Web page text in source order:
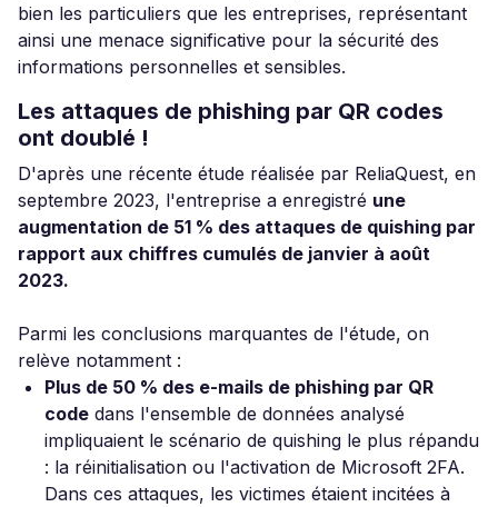
bien les particuliers que les entreprises, représentant
ainsi une menace significative pour la sécurité des
informations personnelles et sensibles.
Les attaques de phishing par QR codes
ont doublé !
D'après une récente étude réalisée par ReliaQuest, en
septembre 2023, l'entreprise a enregistré une
augmentation de 51 % des attaques de quishing par
rapport aux chiffres cumulés de janvier à août
2023.
Parmi les conclusions marquantes de l'étude, on
relève notamment :
Plus de 50 % des e-mails de phishing par QR
code dans l'ensemble de données analysé
impliquaient le scénario de quishing le plus répandu
: la réinitialisation ou l'activation de Microsoft 2FA.
Dans ces attaques, les victimes étaient incitées à